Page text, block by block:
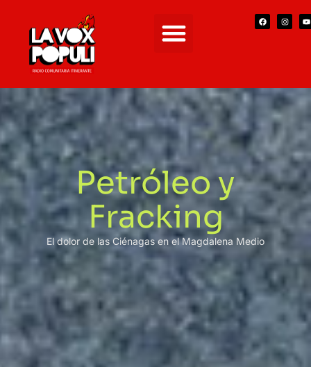
Petróleo y
Fracking
El dolor de las Ciénagas en el Magdalena Medio